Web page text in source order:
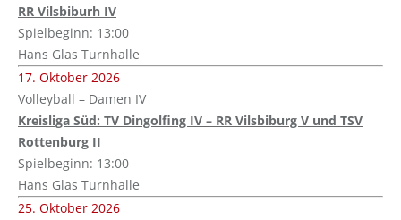
RR Vilsbiburh IV
Spielbeginn: 13:00
Hans Glas Turnhalle
17. Oktober 2026
Volleyball – Damen IV
Kreisliga Süd: TV Dingolfing IV – RR Vilsbiburg V und TSV
Rottenburg II
Spielbeginn: 13:00
Hans Glas Turnhalle
25. Oktober 2026